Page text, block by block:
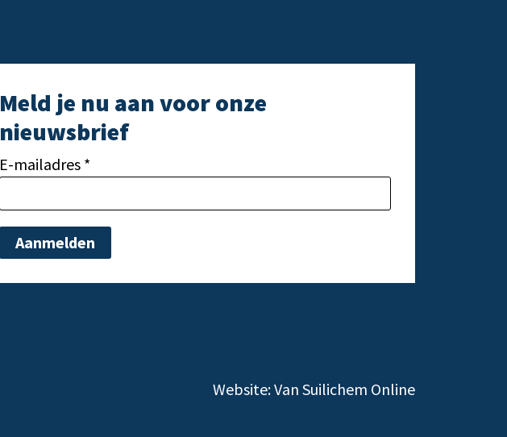
Meld je nu aan voor onze
nieuwsbrief
E-mailadres *
Website:Van Suilichem Online